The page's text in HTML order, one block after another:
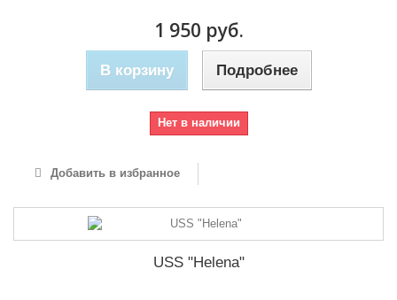
1 950 руб.
В корзину Подробнее
Нет в наличии
Добавить в избранное
USS "Helena"